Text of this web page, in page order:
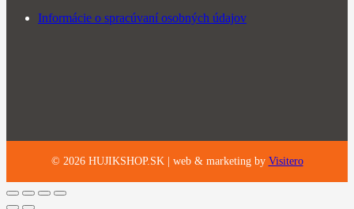
Informácie o spracúvaní osobných údajov
© 2026HUJIKSHOP.SK | web & marketing by Visitero